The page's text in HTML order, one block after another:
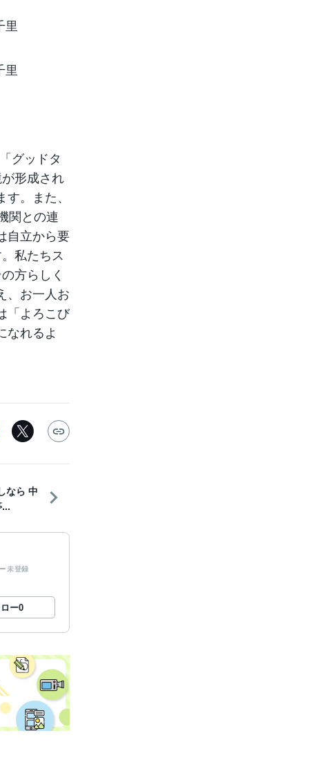
⾥
⾥
グッドタ
形成され
。また、
関との連
自立から要
私たちス
方らしく
、お一人お
「よろこび
なれるよ
なら 中
未登録
ー0